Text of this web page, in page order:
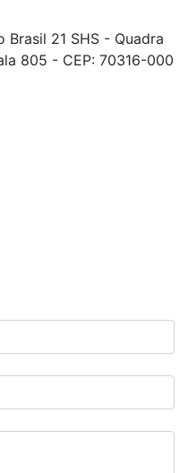
Brasil 21 SHS - Quadra
805 - CEP: 70316-000